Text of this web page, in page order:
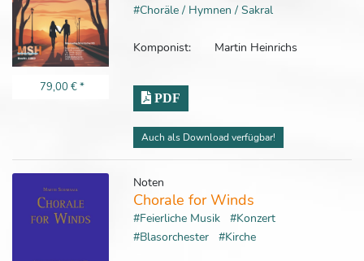
79,00 €*
#Choräle / Hymnen / Sakral
Komponist: Martin Heinrichs
PDF
Auch als Download verfügbar!
Noten
Chorale for Winds
#Feierliche Musik
#Konzert
#Blasorchester
#Kirche